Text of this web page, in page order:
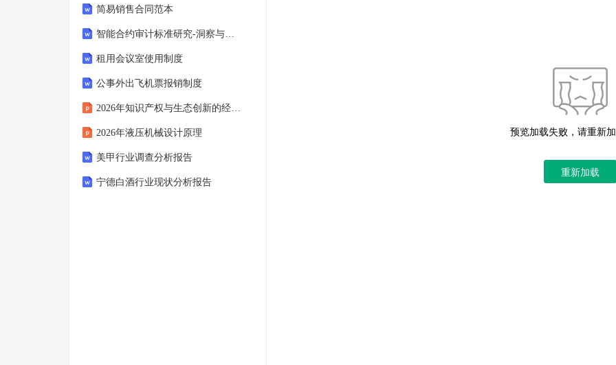
预览加载失败，请重新
重新加载
简易销售合同范本
智能合约审计标准研究-洞察与解读
租用会议室使用制度
公事外出飞机票报销制度
2026年知识产权与生态创新的经济学研究
2026年液压机械设计原理
美甲行业调查分析报告
宁德白酒行业现状分析报告